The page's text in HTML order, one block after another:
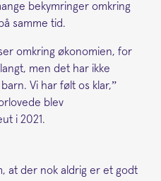
bekymringer omkring
samme tid.
omkring økonomien, for
men det har ikke
Vi har følt os klar,”
blev
i 2021.
at der nok aldrig er et godt